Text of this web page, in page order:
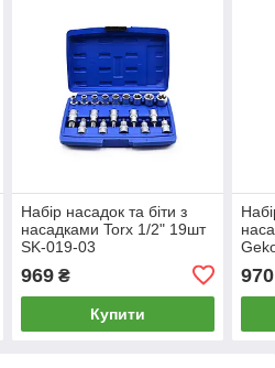
Набір насадок та біти з
насадками Torx 1/2" 19шт
SK-019-03
969₴
Купити
970